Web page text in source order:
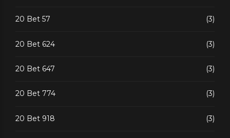
20 Bet 57 (3)
20 Bet 624 (3)
20 Bet 647 (3)
20 Bet 774 (3)
20 Bet 918 (3)